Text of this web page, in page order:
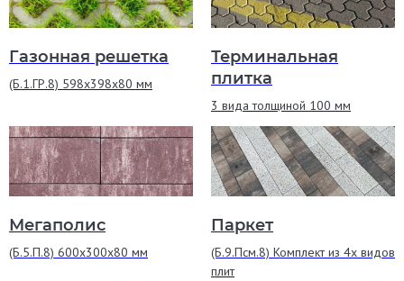
Газонная решетка
(Б.1.ГР.8) 598х398х80 мм
Терминальная
плитка
3 вида толщиной 100 мм
Мегаполис
(Б.5.П.8) 600х300х80 мм
Паркет
(Б.9.Псм.8) Комплект из 4х видов
плит